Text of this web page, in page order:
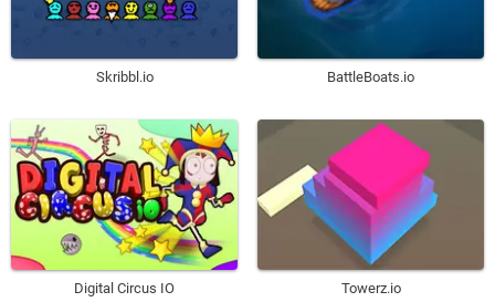
Skribbl.io BattleBoats.io
Digital Circus IO Towerz.io